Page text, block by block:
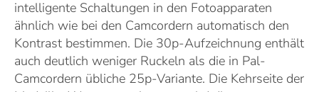
intelligente Schaltungen in den Fotoapparaten
ähnlich wie bei den Camcordern automatisch den
Kontrast bestimmen. Die 30p-Aufzeichnung enthält
auch deutlich weniger Ruckeln als die in Pal-
Camcordern übliche 25p-Variante. Die Kehrseite der